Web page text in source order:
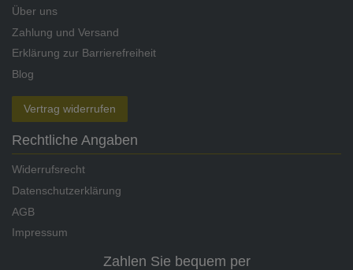
Über uns
Zahlung und Versand
Erklärung zur Barrierefreiheit
Blog
Vertrag widerrufen
Rechtliche Angaben
Widerrufsrecht
Datenschutzerklärung
AGB
Impressum
Zahlen Sie bequem per